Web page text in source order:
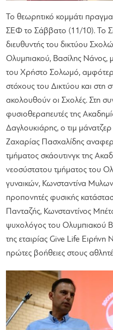
Το θεωρητικό κομμάτι
ΣΕΦ το Σάββατο (11/10). Το
διευθυντής του δικτύου
Ολυμπιακού, Βασίλης Νάνος,
του Χρήστο Σολωμό,
στόχους του Δικτύου και στη
ακολουθούν οι Σχολές. Στη
φυσιοθεραπευτές της
Δαγλουκιάρης, ο τιμ
Ζαχαρίας Πασχαλίδης
τμήματος σκάουτινγκ της
νεοσύστατου τμήματος του
γυναικών, Κωνσταντίνα
προπονητές φυσικής
Πανταζής, Κωνσταντίνος
ψυχολόγος του Ολυμπιακού
της εταιρίας Give Life Ειρήνη
πρώτες βοήθειες στους